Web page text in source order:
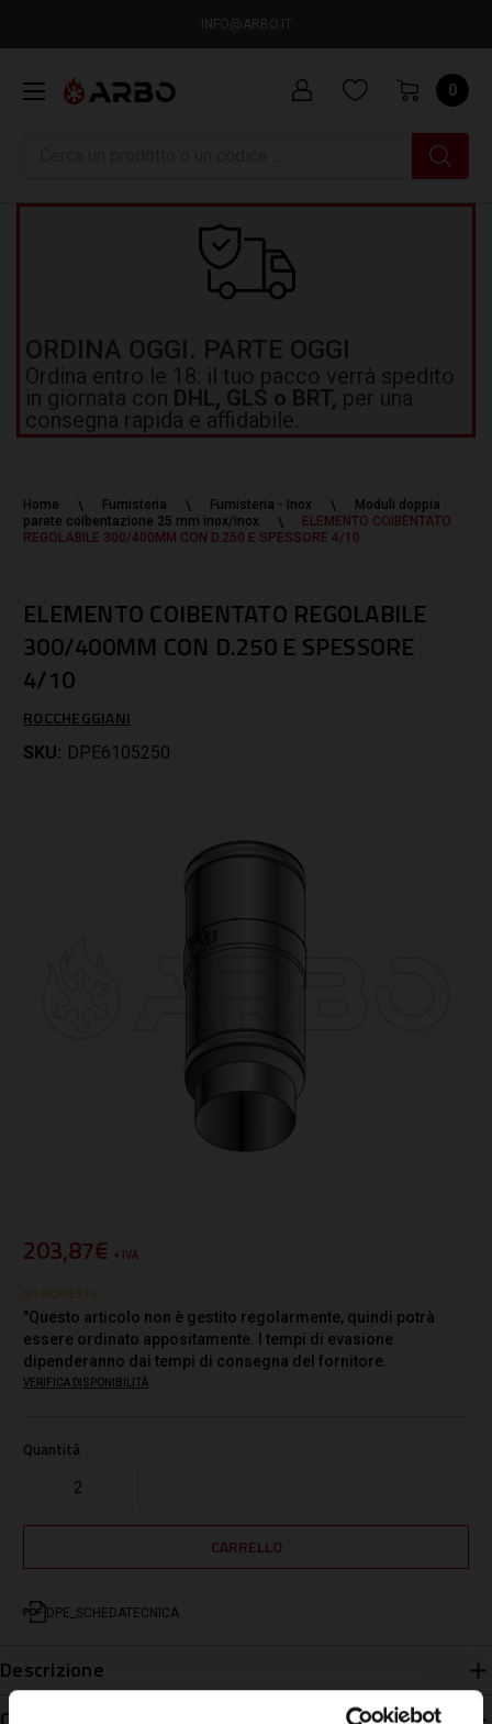
INFO@ARBO.IT
0
ORDINA OGGI. PARTE OGGI
Ordina entro le 18: il tuo pacco verrà spedito
in giornata con DHL, GLS o BRT, per una
consegna rapida e affidabile.
Home Fumisteria Fumisteria - Inox
Moduli doppia
parete coibentazione 25 mm inox/inox
ELEMENTO COIBENTATO
REGOLABILE 300/400MM CON D.250 E SPESSORE 4/10
ELEMENTO COIBENTATO REGOLABILE
300/400MM CON D.250 E SPESSORE
4/10
ROCCHEGGIANI
SKU: DPE6105250
203,87€ + IVA
SU RICHIESTA
"Questo articolo non è gestito regolarmente, quindi potrà
essere ordinato appositamente. I tempi di evasione
dipenderanno dai tempi di consegna del fornitore.
VERIFICA DISPONIBILITÀ
Quantità
DPE_SCHEDATECNICA
Descrizione